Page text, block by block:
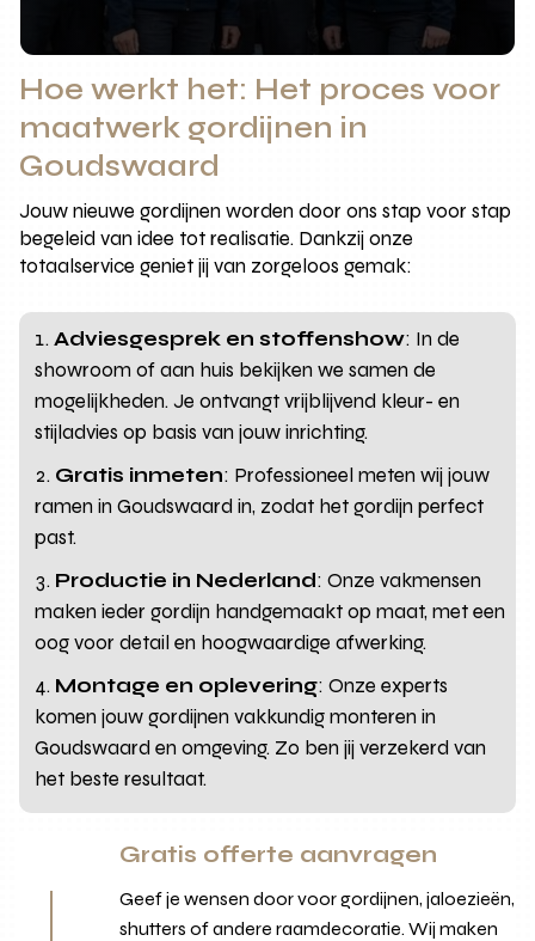
Hoe werkt het: Het proces voor
maatwerk gordijnen in
Goudswaard
Jouw nieuwe gordijnen worden door ons stap voor stap
begeleid van idee tot realisatie. Dankzij onze
totaalservice geniet jij van zorgeloos gemak:
Adviesgesprek en stoffenshow: In de
showroom of aan huis bekijken we samen de
mogelijkheden. Je ontvangt vrijblijvend kleur- en
stijladvies op basis van jouw inrichting.
Gratis inmeten: Professioneel meten wij jouw
ramen in Goudswaard in, zodat het gordijn perfect
past.
Productie in Nederland: Onze vakmensen
maken ieder gordijn handgemaakt op maat, met een
oog voor detail en hoogwaardige afwerking.
Montage en oplevering: Onze experts
komen jouw gordijnen vakkundig monteren in
Goudswaard en omgeving. Zo ben jij verzekerd van
het beste resultaat.
Gratis offerte aanvragen
Geef je wensen door voor gordijnen, jaloezieën,
shutters of andere raamdecoratie. Wij maken